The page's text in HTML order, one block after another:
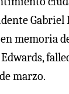
Gabriel
memoria
marzo.